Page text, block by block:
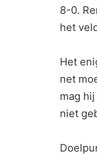
8-0.
het
Het
net
mag
niet